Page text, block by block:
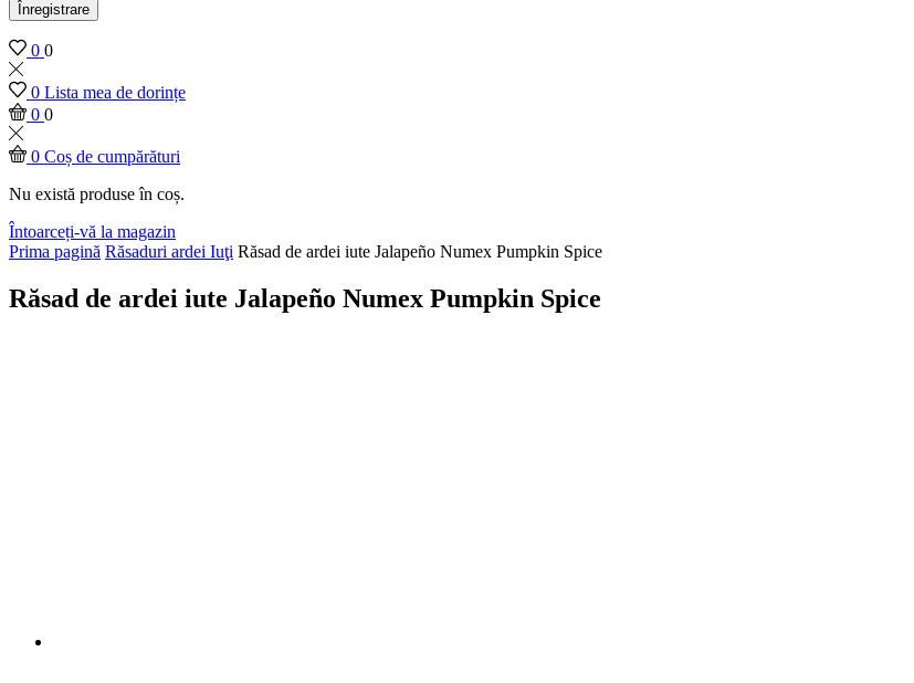
Înregistrare
0 0
0 Lista mea de dorințe
0 0
0 Coș de cumpărături
Nu există produse în coș.
Întoarceți-vă la magazin
Prima pagină Răsaduri ardei Iuţi Răsad de ardei iute Jalapeño Numex Pumpkin Spice
Răsad de ardei iute Jalapeño Numex Pumpkin Spice